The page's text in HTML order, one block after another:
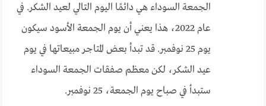
الجمعة السوداء هي دائمًا اليوم التالي لعيد الشكر. في
عام 2022، هذا يعني أن يوم الجمعة الأسود سيكون
يوم 25 نوفمبر. قد تبدأ بعض المتاجر مبيعاتها في يوم
عيد الشكر، لكن معظم صفقات الجمعة السوداء
ستبدأ في صباح يوم الجمعة، 25 نوفمبر.